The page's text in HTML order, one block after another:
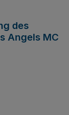
des
Angels MC